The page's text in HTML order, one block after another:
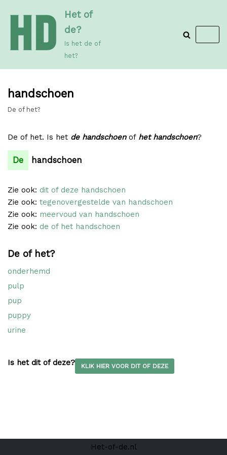
de
inhoud
Het of
de?
Is het de of
het?
handschoen
De of het?
De of het. Is het de handschoenof het handschoen?
De handschoen
Zie ook: dit of deze handschoen
Zie ook: tegenovergestelde van handschoen
Zie ook: meervoud van handschoen
Zie ook: de of het handschoen
De of het?
onderhemd
pulp
pup
puppy
urine
Is het dit of deze? KLIK HIER VOOR DIT OF DEZE
Het-of-de.nl